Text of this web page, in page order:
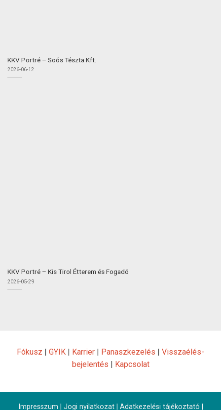
KKV Portré – Soós Tészta Kft.
2026-06-12
KKV Portré – Kis Tirol Étterem és Fogadó
2026-05-29
Fókusz | GYIK | Karrier | Panaszkezelés | Visszaélés-
bejelentés | Kapcsolat
Impresszum Jogi nyilatkozat| Adatkezelési tájékoztató